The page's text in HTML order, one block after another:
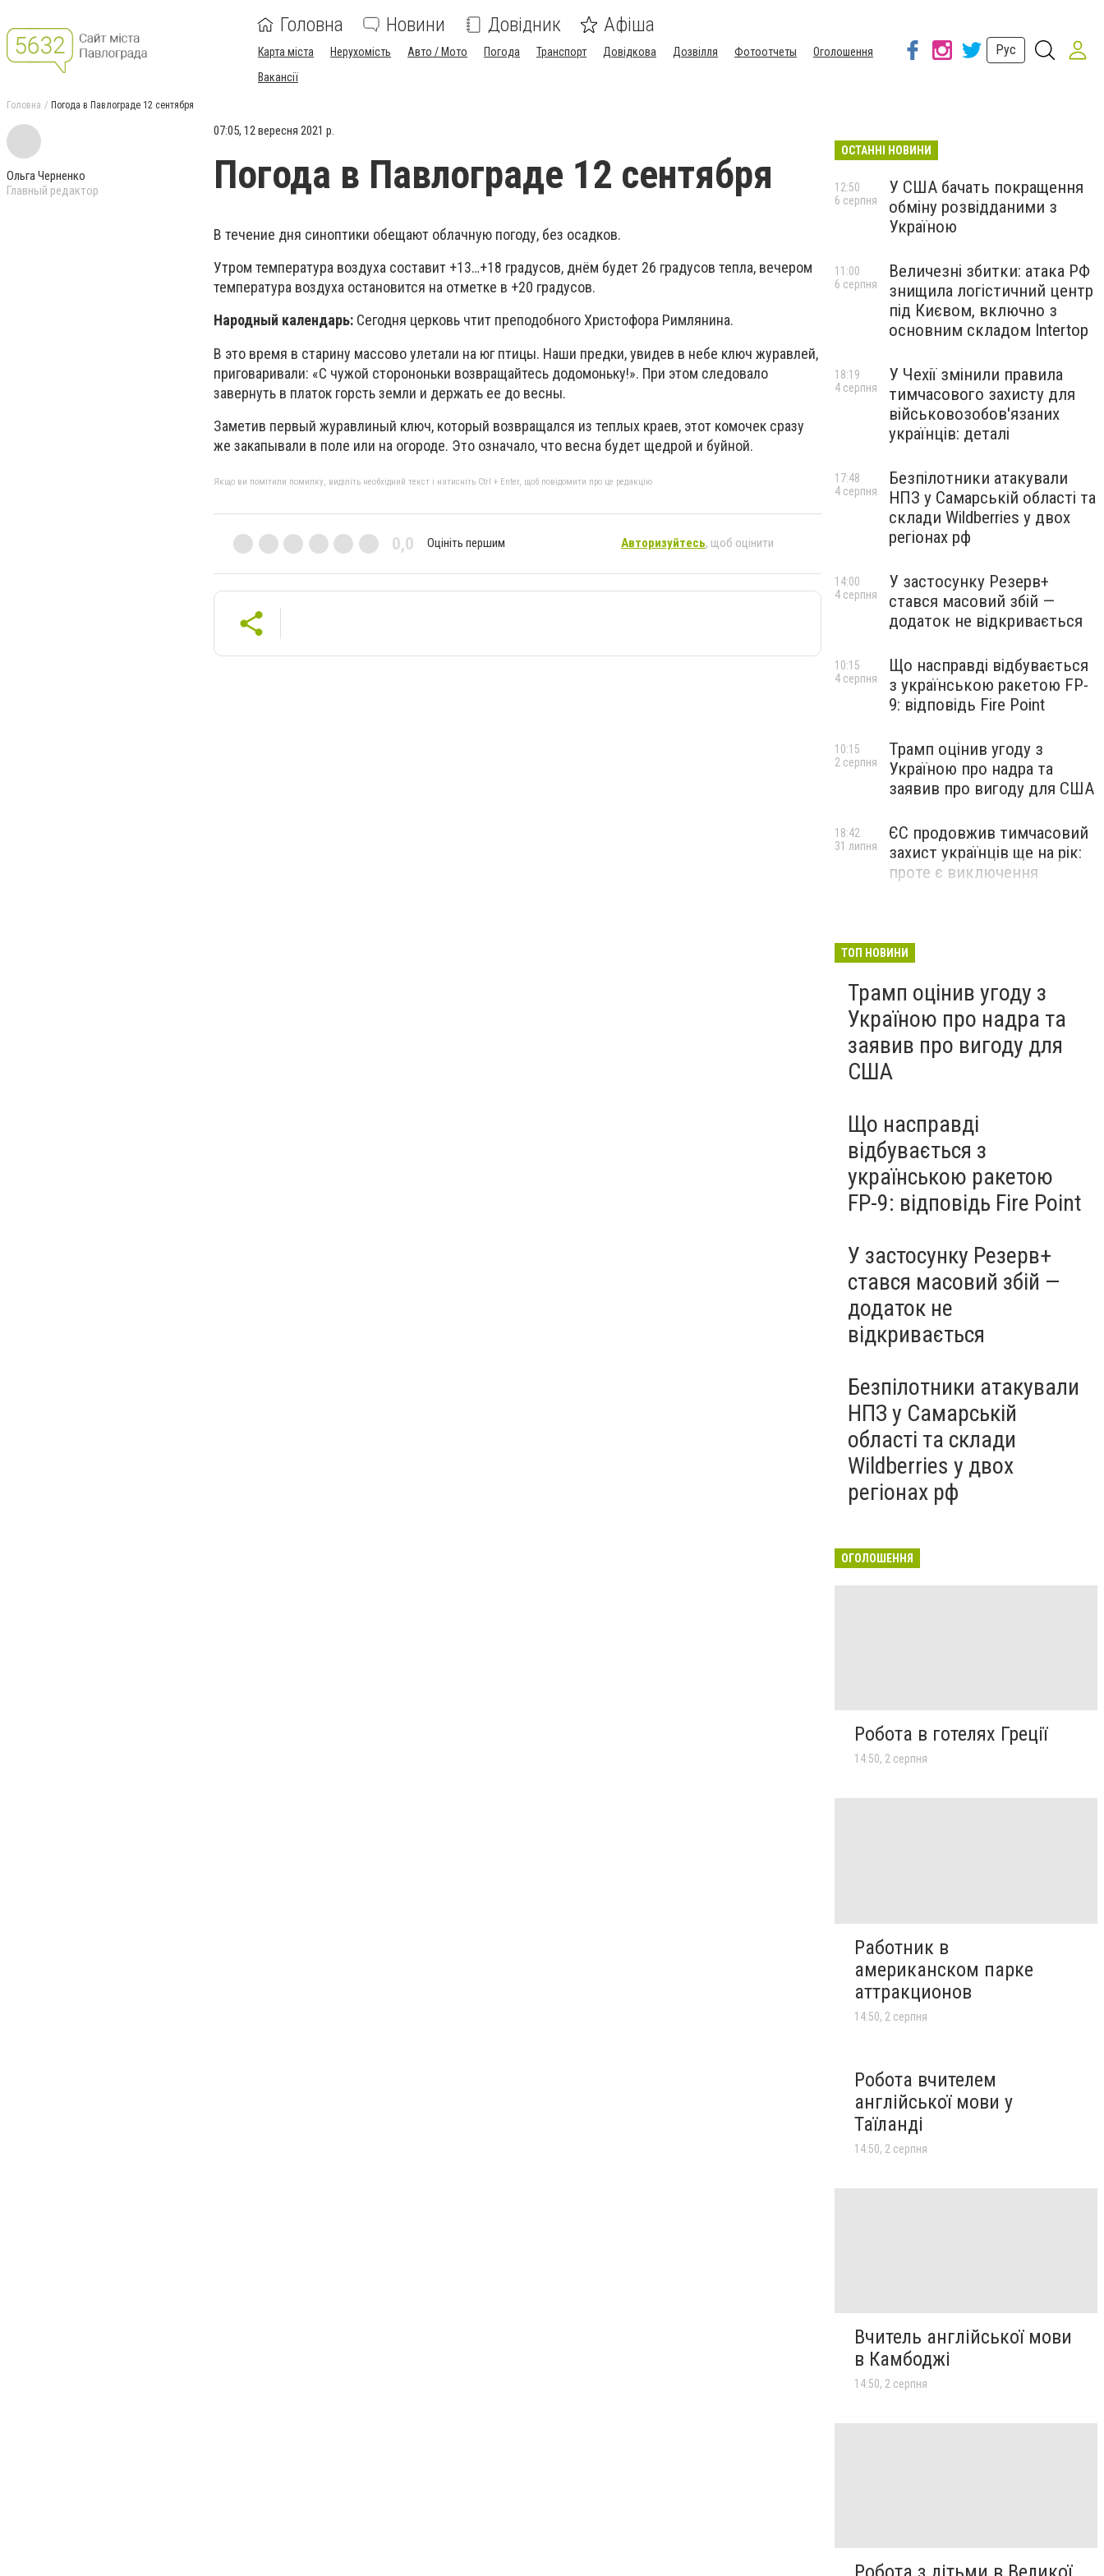
Головна Новини Довідник Афіша
Карта міста Нерухомість Авто / Мото Погода Транспорт Довідкова Дозвілля Фотоотчеты
Оголошення
Вакансії
Рус
Головна Погода в Павлограде 12 сентября
Ольга Черненко
Главный редактор
07:05, 12 вересня 2021 р.
Погода в Павлограде 12 сентября
В течение дня синоптики обещают облачную погоду, без осадков.
Утром температура воздуха составит +13…+18 градусов, днём будет 26 градусов тепла, вечером
температура воздуха остановится на отметке в +20 градусов.
Народный календарь: Сегодня церковь чтит преподобного Христофора Римлянина.
В это время в старину массово улетали на юг птицы. Наши предки, увидев в небе ключ журавлей,
приговаривали: «С чужой сторононьки возвращайтесь додомоньку!». При этом следовало
завернуть в платок горсть земли и держать ее до весны.
Заметив первый журавлиный ключ, который возвращался из теплых краев, этот комочек сразу
же закапывали в поле или на огороде. Это означало, что весна будет щедрой и буйной.
Якщо ви помітили помилку, виділіть необхідний текст і натисніть Ctrl + Enter, щоб повідомити про це редакцію
0,0 Оцініть першим Авторизуйтесь, щоб оцінити
ОСТАННІ НОВИНИ
У США бачать покращення
обміну розвідданими з
Україною
12:50
6 серпня
Величезні збитки: атака РФ
знищила логістичний центр
під Києвом, включно з
основним складом Intertop
11:00
6 серпня
У Чехії змінили правила
тимчасового захисту для
військовозобов'язаних
українців: деталі
18:19
4 серпня
Безпілотники атакували
НПЗ у Самарській області та
склади Wildberries у двох
регіонах рф
17:48
4 серпня
У застосунку Резерв+
стався масовий збій —
додаток не відкривається
14:00
4 серпня
Що насправді відбувається
з українською ракетою FP-
9: відповідь Fire Point
10:15
4 серпня
Трамп оцінив угоду з
Україною про надра та
заявив про вигоду для США
10:15
2 серпня
ЄС продовжив тимчасовий
захист українців ще на рік:
проте є виключення
18:42
31 липня
ТОП НОВИНИ
Трамп оцінив угоду з
Україною про надра та
заявив про вигоду для
США
Що насправді
відбувається з
українською ракетою
FP-9: відповідь Fire Point
У застосунку Резерв+
стався масовий збій —
додаток не
відкривається
Безпілотники атакували
НПЗ у Самарській
області та склади
Wildberries у двох
регіонах рф
ОГОЛОШЕННЯ
Робота в готелях Греції
14:50, 2 серпня
Работник в
американском парке
аттракционов
14:50, 2 серпня
Робота вчителем
англійської мови у
Таїланді
14:50, 2 серпня
Вчитель англійської мови
в Камбоджі
14:50, 2 серпня